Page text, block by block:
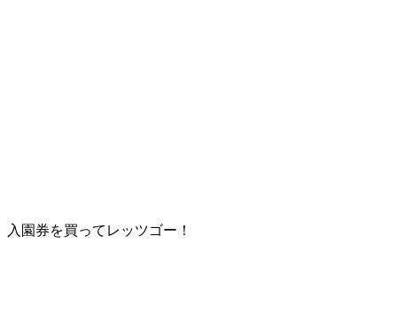
入園券を買ってレッツゴー！